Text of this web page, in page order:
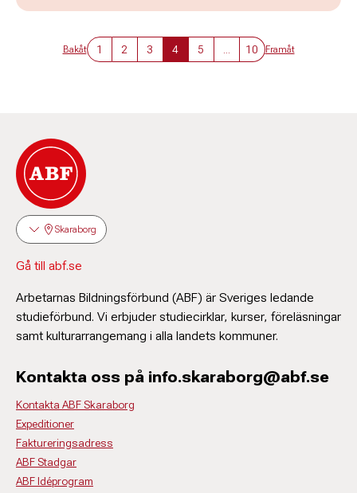
Bakåt 1 2 3 4 5 10 Framåt
Skaraborg
Gå till abf.se
Arbetarnas Bildningsförbund (ABF) är Sveriges ledande
studieförbund. Vi erbjuder studiecirklar, kurser, föreläsningar
samt kulturarrangemang i alla landets kommuner.
Kontakta oss på info.skaraborg@abf.se
Kontakta ABF Skaraborg
Expeditioner
Faktureringsadress
ABF Stadgar
ABF Idéprogram